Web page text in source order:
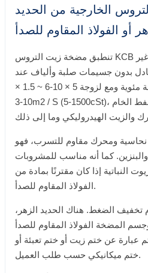
الخارجية من الحديد
تنطبق مضخة زيت التروس KCB على نقل زيت التشحيم غير
بدون جسيمات صلبة وألياف عند
درجة حرارة أقل من 300 درجة مئوية ومع لزوجة 5 × 10-6 ~ 1.5 ×
10-3m2 / S (5-1500cSt)، مثل مثل زيت الديزل والنفط الخام
نحاسية ومحرك مقاوم للتسرب، فهو
كما أنه مناسب للمشروبات
النباتية إذا كان مقترنًا بمادة من
الفولاذ المقاوم للصدأ.
الضغط. هناك الحديد الزهر،
المضخة الفولاذ المقاوم للصدأ
عبارة عن ختم زيت أو ختم تعبئة أو
ختم ميكانيكي حسب طلب العميل.